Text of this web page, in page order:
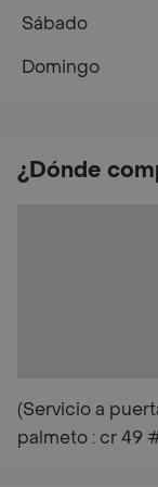
¿Dónde
(Servicio a
palmeto : cr 49
Sábado
Domingo